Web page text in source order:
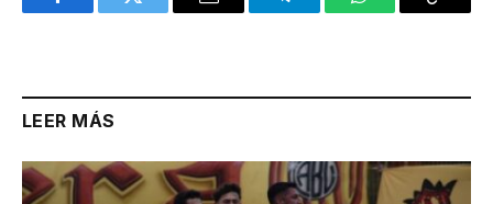
FacebookTwitter Email TelegramWhatsAppCopy
LEER MÁS